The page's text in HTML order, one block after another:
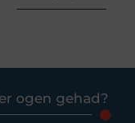
ogen gehad?